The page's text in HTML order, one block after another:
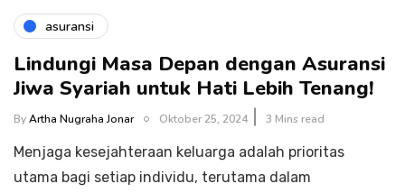
asuransi
Lindungi Masa Depan dengan Asuransi
Jiwa Syariah untuk Hati Lebih Tenang!
ByArtha Nugraha Jonar Oktober 25, 2024 3 Mins read
Menjaga kesejahteraan keluarga adalah prioritas
utama bagi setiap individu, terutama dalam